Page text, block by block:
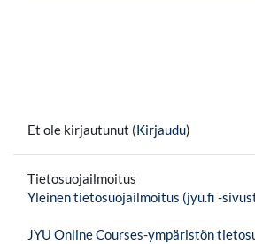
Et ole kirjautunut (Kirjaudu)
Tietosuojailmoitus
Yleinen tietosuojailmoitus (jyu.fi -
JYU Online Courses-ympäristön